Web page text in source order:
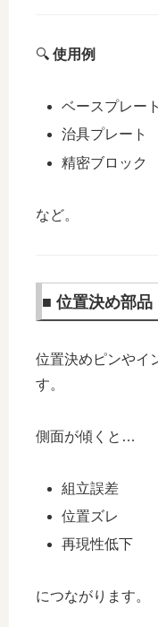
🔍 使用例
ベースプレート
治具プレート
精密ブロック
など。
■ 位置決め部品
位置決めピンやイ
す。
側面が傾くと…
組立誤差
位置ズレ
再現性低下
につながります。